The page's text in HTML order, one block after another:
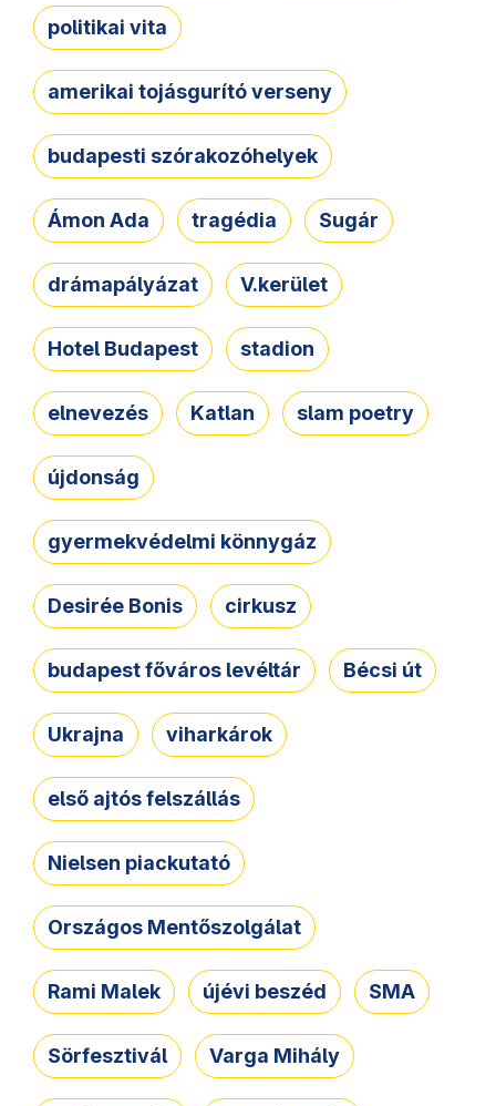
politikai vita
amerikai tojásgurító verseny
budapesti szórakozóhelyek
Ámon Ada tragédia Sugár
drámapályázat V.kerület
Hotel Budapest stadion
elnevezés Katlan slam poetry
újdonság
gyermekvédelmi könnygáz
Desirée Bonis cirkusz
budapest főváros levéltár Bécsi út
Ukrajna viharkárok
első ajtós felszállás
Nielsen piackutató
Országos Mentőszolgálat
Rami Malek újévi beszéd SMA
Sörfesztivál Varga Mihály